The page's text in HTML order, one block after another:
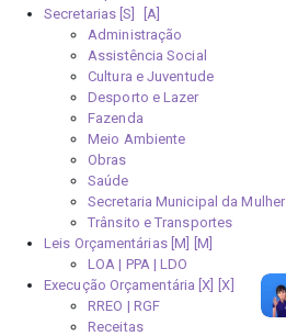
Secretarias [S]
Administração
Assistência Social
Cultura e Juventude
Desporto e Lazer
Fazenda
Meio Ambiente
Obras
Saúde
Secretaria Municipal da Mulher
Trânsito e Transportes
Leis Orçamentárias [M]
LOA | PPA | LDO
Execução Orçamentária [X]
RREO | RGF
Receitas